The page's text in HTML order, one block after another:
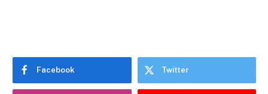
Facebook Twitter